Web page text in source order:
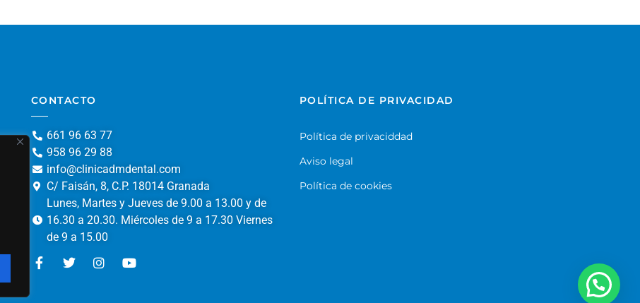
CONTACTO
661 96 63 77
958 96 29 88
info@clinicadmdental.com
C/ Faisán, 8, C.P. 18014 Granada
Lunes, Martes y Jueves de 9.00 a 13.00 y de
16.30 a 20.30. Miércoles de 9 a 17.30 Viernes
de 9 a 15.00
POLÍTICA DE PRIVACIDAD
Política de privaciddad
Aviso legal
Política de cookies